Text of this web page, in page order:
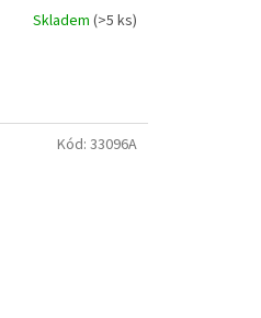
Skladem (>5 ks)
Kód: 33096A